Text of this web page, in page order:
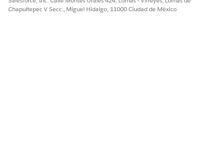
¡Háganos saber cómo podemos mejorar!
Chapultepec V Secc., Miguel Hidalgo, 11000 Ciudad de México